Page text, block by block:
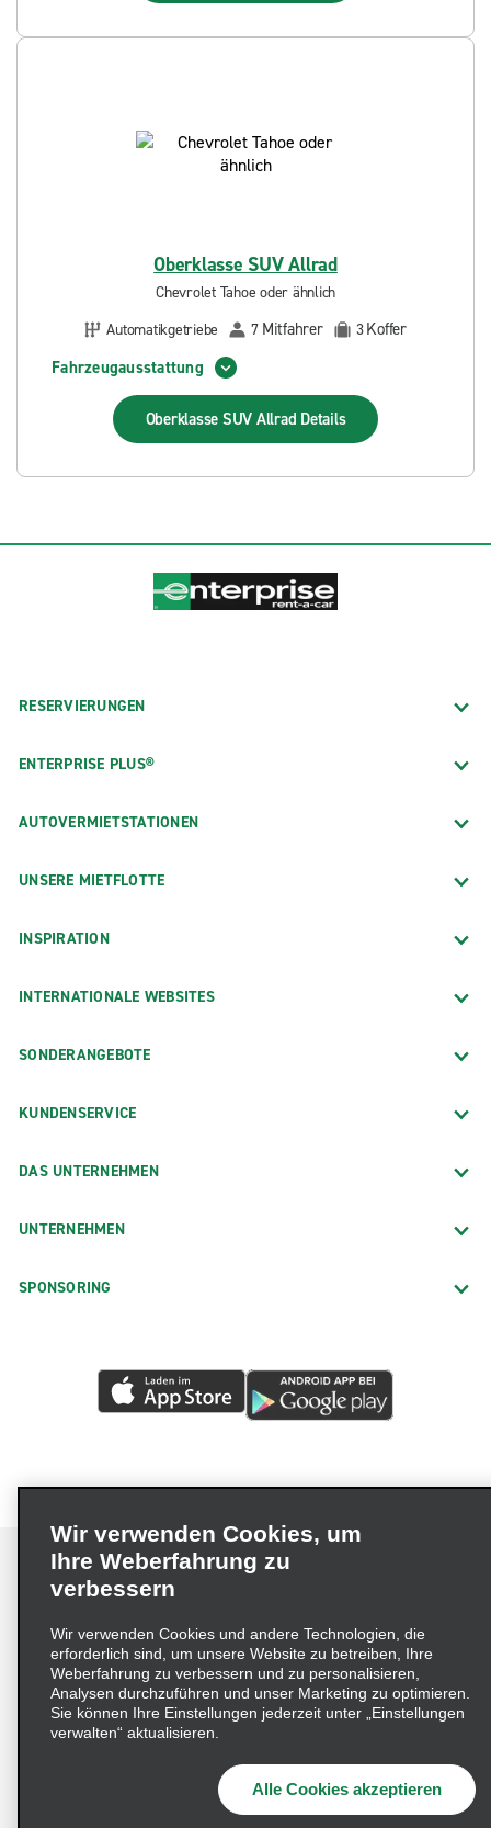
Oberklasse SUV Allrad
Chevrolet Tahoe oder ähnlich
Automatikgetriebe
7 Mitfahrer 3Koffer
Fahrzeugausstattung
Oberklasse SUV Allrad Details
RESERVIERUNGEN
ENTERPRISE PLUS®
AUTOVERMIETSTATIONEN
UNSERE MIETFLOTTE
INSPIRATION
INTERNATIONALE WEBSITES
SONDERANGEBOTE
KUNDENSERVICE
DAS UNTERNEHMEN
UNTERNEHMEN
SPONSORING
Impressum Nutzungsbedingungen
Datenschutzrichtlinie
Cookie-Richtlinie
Datenschutzoptionen
Lieferkettensorgfaltspflichtengesetz (LkSG) Grundsatzerklärung
Beschwerdeverfahren nach dem
© 2026 Enterprise Holdings, Inc. Alle Rechte vorbehalten
Wir verwenden Cookies, um
Ihre Weberfahrung zu
verbessern
Wir verwenden Cookies und andere Technologien, die
erforderlich sind, um unsere Website zu betreiben, Ihre
Weberfahrung zu verbessern und zu personalisieren,
Analysen durchzuführen und unser Marketing zu optimieren.
Sie können Ihre Einstellungen jederzeit unter „Einstellungen
verwalten“ aktualisieren.
Alle Cookies akzeptieren